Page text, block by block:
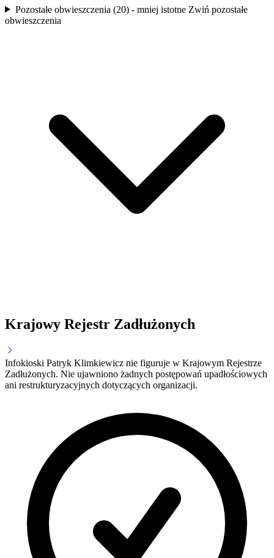
Pozostałe obwieszczenia (20) - mniej istotne Zwiń pozostałe
obwieszczenia
Krajowy Rejestr Zadłużonych
Infokioski Patryk Klimkiewicz nie figuruje w Krajowym Rejestrze
Zadłużonych. Nie ujawniono żadnych postępowań upadłościowych
ani restrukturyzacyjnych dotyczących organizacji.